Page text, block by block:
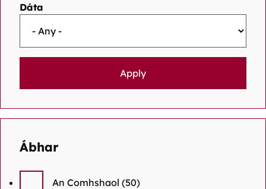
Dáta
Ábhar
An Comhshaol (50)